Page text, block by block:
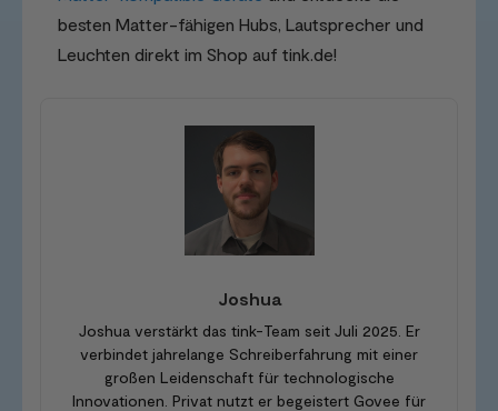
besten Matter-fähigen Hubs, Lautsprecher und
Leuchten direkt im Shop auf tink.de!
Joshua
Joshua verstärkt das tink-Team seit Juli 2025. Er
verbindet jahrelange Schreiberfahrung mit einer
großen Leidenschaft für technologische
Innovationen. Privat nutzt er begeistert Govee für